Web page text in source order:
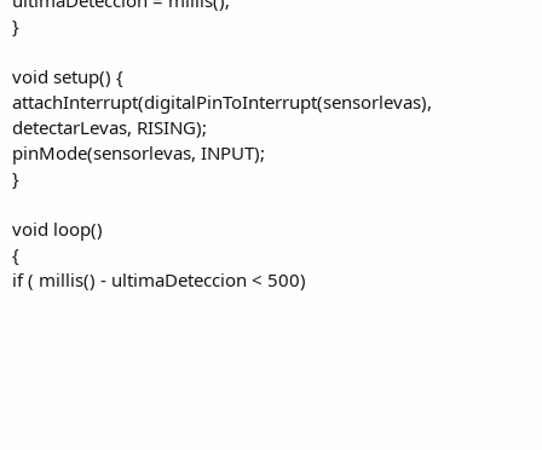
}
void setup() {
attachInterrupt(digitalPinToInterrupt(sensorlevas),
detectarLevas, RISING);
pinMode(sensorlevas, INPUT);
}
void loop()
{
if ( millis() - ultimaDeteccion < 500)